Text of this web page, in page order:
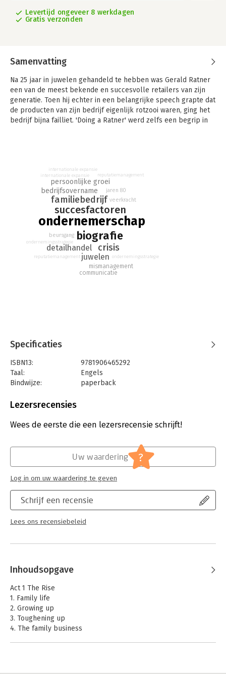
Levertijd ongeveer 8 werkdagen
Gratis verzonden
Samenvatting
Na 25 jaar in juwelen gehandeld te hebben was Gerald Ratner
een van de meest bekende en succesvolle retailers van zijn
generatie. Toen hij echter in een belangrijke speech grapte dat
de producten van zijn bedrijf eigenlijk rotzooi waren, ging het
bedrijf bijna failliet. 'Doing a Ratner' werd zelfs een begrip in
ondernemerschap
biografie
succesfactoren
familiebedrijf
crisis
juwelen
detailhandel
bedrijfsovername
persoonlijke groei
mismanagement
communicatie
beursgang
jaren 80
veerkracht
internationale expansie
ondernemingsstrategie
reputatiemanagement
internationale expansie
ondernemingsstrategie
reputatiemanagement
Specificaties
ISBN13:
9781906465292
Taal:
Engels
Bindwijze:
paperback
Uitgever:
Hoofdrubriek:
Algemeen management
Lezersrecensies
Wees de eerste die een lezersrecensie schrijft!
Schrijf een recensie
Lees ons recensiebeleid
Uw waardering ?
Log in om uw waardering te geven
Inhoudsopgave
Act 1 The Rise
1. Family life
2. Growing up
3. Toughening up
4. The family business